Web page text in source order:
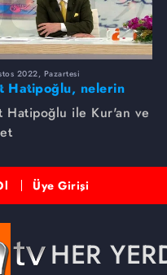
2022, Pazartesi
Hatipoğlu, nelerin
anlatıyor...
Hatipoğlu ile Kur'an ve
Üye Girişi
HER